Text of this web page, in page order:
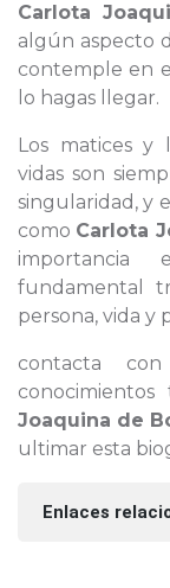
Carlota
algún aspecto
contemple en
lo hagas llegar.
Los matices y
vidas son
singularidad, y
como Carlota
fundamental
persona, vida y
contacta
Joaquina de
ultimar esta
Enlaces